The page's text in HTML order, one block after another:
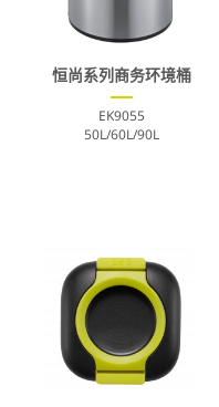
恒尚系列商务环境桶
EK9055
50L/60L/90L